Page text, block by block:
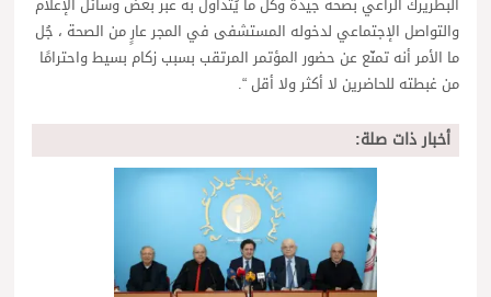
البطريرك الراعي بصحة جيدة وكل ما يُتداول به عبر بعض وسائل الإعلام
والتواصل الإجتماعي لدخوله المستشفى في المجر عارٍ من الصحة ، جُل
ما الأمر أنه تمنّع عن حضور المؤتمر المرتقب بسبب زكام بسيط واحترامًا
من غبطته للحاضرين لا أكثر ولا أقل “.
أخبار ذات صلة: